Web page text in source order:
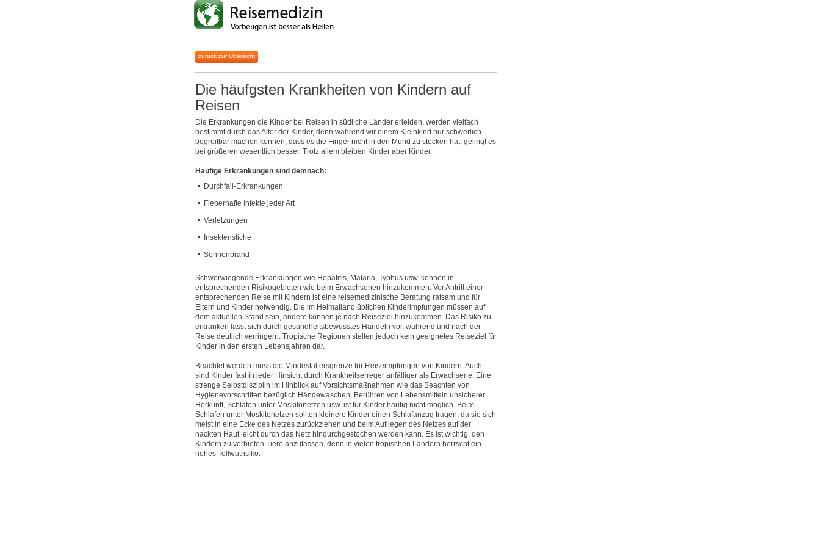
zurück zur Übersicht
Die häufgsten Krankheiten von Kindern auf
Reisen
Die Erkrankungen die Kinder bei Reisen in südliche Länder erleiden, werden vielfach
bestimmt durch das Alter der Kinder, denn während wir einem Kleinkind nur schwerlich
begreifbar machen können, dass es die Finger nicht in den Mund zu stecken hat, gelingt es
bei größeren wesentlich besser. Trotz allem bleiben Kinder aber Kinder.
Häufige Erkrankungen sind demnach:
Durchfall-Erkrankungen
Fieberhafte Infekte jeder Art
Verletzungen
Insektenstiche
Sonnenbrand
Schwerwiegende Erkrankungen wie Hepatitis, Malaria, Typhus usw. können in
entsprechenden Risikogebieten wie beim Erwachsenen hinzukommen. Vor Antritt einer
entsprechenden Reise mit Kindern ist eine reisemedizinische Beratung ratsam und für
Eltern und Kinder notwendig. Die im Heimatland üblichen Kinderimpfungen müssen auf
dem aktuellen Stand sein, andere können je nach Reiseziel hinzukommen. Das Risiko zu
erkranken lässt sich durch gesundheitsbewusstes Handeln vor, während und nach der
Reise deutlich verringern. Tropische Regionen stellen jedoch kein geeignetes Reiseziel für
Kinder in den ersten Lebensjahren dar.
Beachtet werden muss die Mindestaltersgrenze für Reiseimpfungen von Kindern. Auch
sind Kinder fast in jeder Hinsicht durch Krankheitserreger anfälliger als Erwachsene. Eine
strenge Selbstdisziplin im Hinblick auf Vorsichtsmaßnahmen wie das Beachten von
Hygienevorschriften bezüglich Händewaschen, Berühren von Lebensmitteln unsicherer
Herkunft, Schlafen unter Moskitonetzen usw. ist für Kinder häufig nicht möglich. Beim
Schlafen unter Moskitonetzen sollten kleinere Kinder einen Schlafanzug tragen, da sie sich
meist in eine Ecke des Netzes zurückziehen und beim Aufliegen des Netzes auf der
nackten Haut leicht durch das Netz hindurchgestochen werden kann. Es ist wichtig, den
Kindern zu verbieten Tiere anzufassen, denn in vielen tropischen Ländern herrscht ein
hohes Tollwutrisiko.